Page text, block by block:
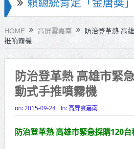
海巡署南部分署主官
勉提升巡防戰力
北市鮮奶週報再升級
擴大至國中生
雙北合作里程碑！萬
侯友宜蔣萬安攜手視察
北形象館亮相
HOME 高屏雲嘉南
防治登革熱 高
推噴霧機
防治登革熱 高雄市緊
動式手推噴霧機
on: 2015-09-24 In:高屏雲嘉南
防治登革熱 高雄市緊急採購120